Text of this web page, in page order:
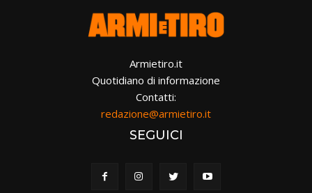
Armietiro.it
Quotidiano di informazione
Contatti:
redazione@armietiro.it
SEGUICI